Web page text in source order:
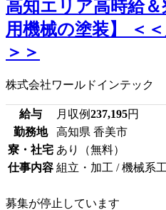
高知エリア高時給
用機械の塗装】 ＜
＞＞
株式会社ワールドインテック
給与 月収例237,195円
勤務地
高知県 香美市
寮・社宅 あり（無料）
仕事内容 組立・加工 / 機械系
募集が停止しています